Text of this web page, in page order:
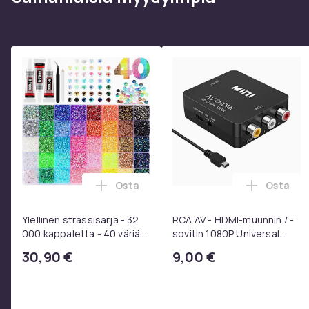
Tuoteturvallisuustiedot
Ylellinen strassisarja - 32
000 kappaletta - 40 väriä -
strassit - koko 3mm - Liima
30,90 €
Lisää Ylellinen strassisarja - 32 000
Osta
RCA AV - HDMI-muunnin / -
sovitin 1080P Universal
9,00 €
Lisää
Osta